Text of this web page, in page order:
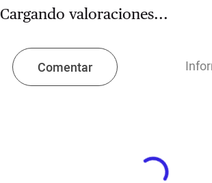
Cargando valoraciones...
Comentar